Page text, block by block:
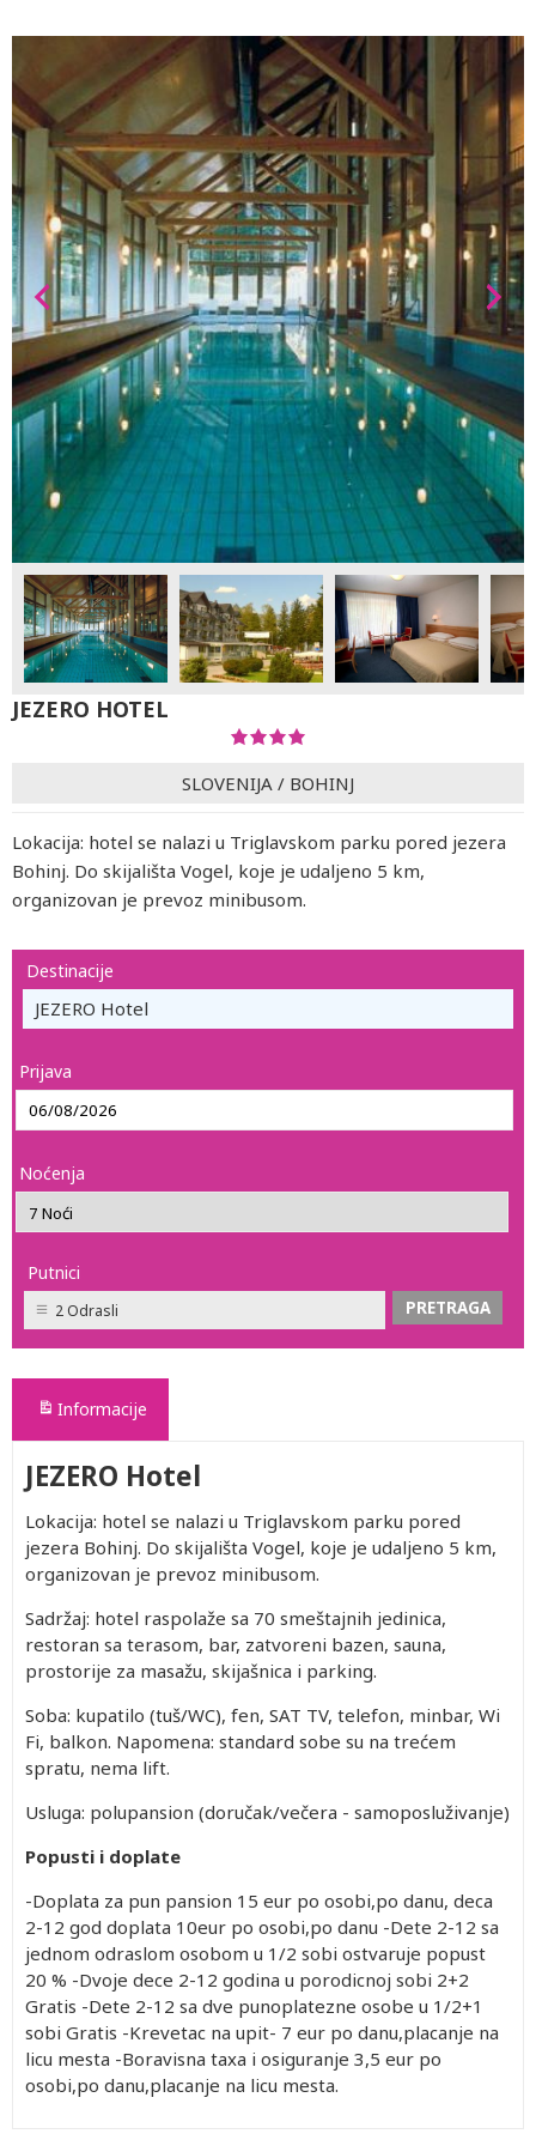
JEZERO HOTEL
SLOVENIJA / BOHINJ
Lokacija: hotel se nalazi u Triglavskom parku pored jezera
Bohinj. Do skijališta Vogel, koje je udaljeno 5 km,
organizovan je prevoz minibusom.
Destinacije
JEZERO Hotel
Prijava
Noćenja
Putnici
2 Odrasli
Informacije
JEZERO Hotel
Lokacija: hotel se nalazi u Triglavskom parku pored
jezera Bohinj. Do skijališta Vogel, koje je udaljeno 5 km,
organizovan je prevoz minibusom.
Sadržaj: hotel raspolaže sa 70 smeštajnih jedinica,
restoran sa terasom, bar, zatvoreni bazen, sauna,
prostorije za masažu, skijašnica i parking.
Soba: kupatilo (tuš/WC), fen, SAT TV, telefon, minbar, Wi
Fi, balkon. Napomena: standard sobe su na trećem
spratu, nema lift.
Usluga: polupansion (doručak/večera - samoposluživanje)
Popusti i doplate
-Doplata za pun pansion 15 eur po osobi,po danu, deca
2-12 god doplata 10eur po osobi,po danu -Dete 2-12 sa
jednom odraslom osobom u 1/2 sobi ostvaruje popust
20 % -Dvoje dece 2-12 godina u porodicnoj sobi 2+2
Gratis -Dete 2-12 sa dve punoplatezne osobe u 1/2+1
sobi Gratis -Krevetac na upit- 7 eur po danu,placanje na
licu mesta -Boravisna taxa i osiguranje 3,5 eur po
osobi,po danu,placanje na licu mesta.